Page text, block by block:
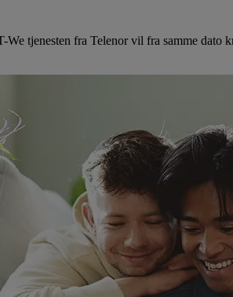
tjenesten fra Telenor vil fra samme